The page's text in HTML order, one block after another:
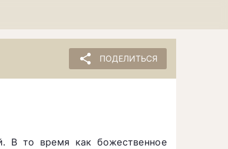
share ПОДЕЛИТЬСЯ
В то время как божественное